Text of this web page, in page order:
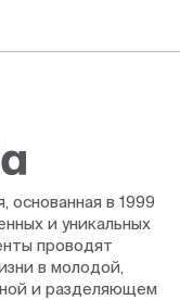
в 1999
и уникальных
проводят
в молодой,
и разделяющем